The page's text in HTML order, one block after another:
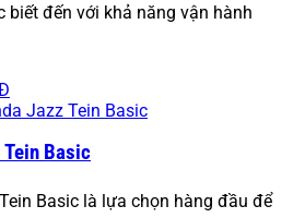
biết đến với khả năng vận hành
Tein Basic
Basic là lựa chọn hàng đầu để